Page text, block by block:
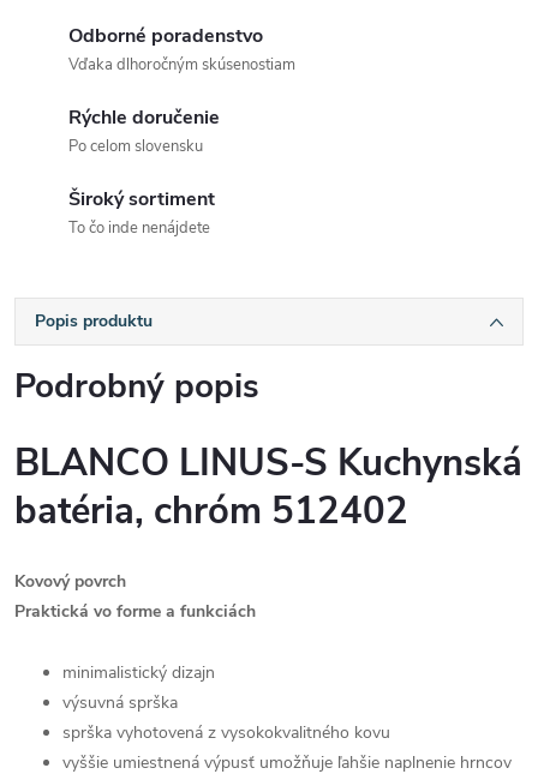
Odborné poradenstvo
Vďaka dlhoročným skúsenostiam
Rýchle doručenie
Po celom slovensku
Široký sortiment
To čo inde nenájdete
Popis produktu
Podrobný popis
BLANCO LINUS-S Kuchynská
batéria, chróm 512402
Kovový povrch
Praktická vo forme a funkciách
minimalistický dizajn
výsuvná sprška
sprška vyhotovená z vysokokvalitného kovu
vyššie umiestnená výpusť umožňuje ľahšie naplnenie hrncov